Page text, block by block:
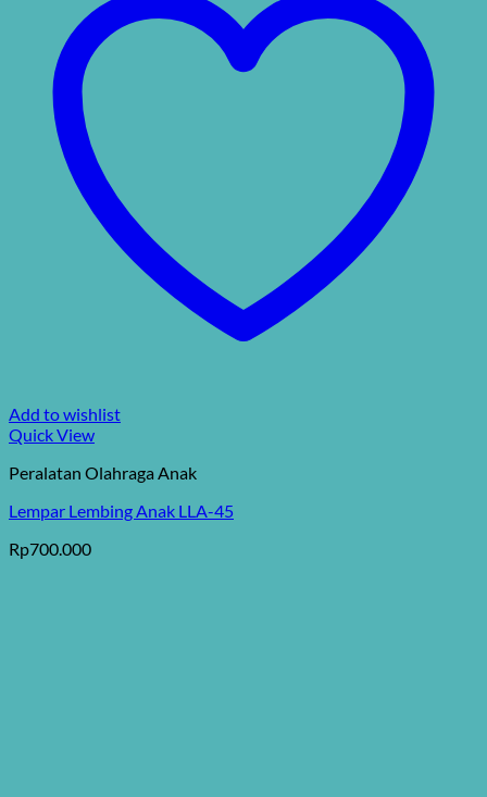
Add to wishlist
Quick View
Peralatan Olahraga Anak
Lempar Lembing Anak LLA-45
Rp700.000